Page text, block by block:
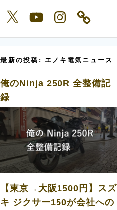
X YouTubeInstagram
最新の投稿: エノキ電気ニュース
俺のNinja 250R 全整備記
録
【東京→大阪1500円】スズ
キ ジクサー150が会社への